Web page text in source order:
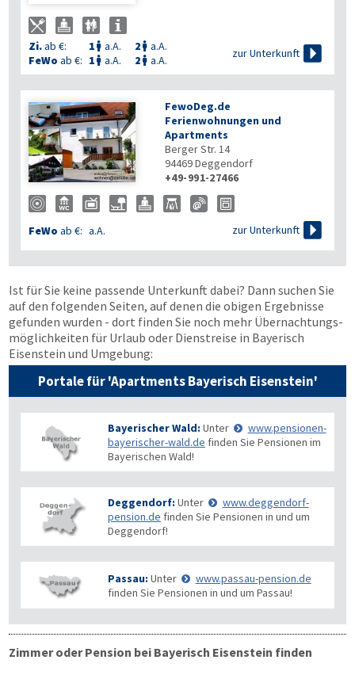
Zi.ab €: 1  a.A. 2  a.A.
FeWo ab €: 1  a.A. 2  a.A.
zur Unterkunft 
FewoDeg.de
Ferienwohnungen und
Apartments
Berger Str. 14
94469Deggendorf
+49-991-27466
FeWo ab €: a.A. zur Unterkunft 
Ist für Sie keine passende Unterkunft dabei? Dann suchen Sie
auf den folgenden Seiten, auf denen die obigen Ergebnisse
gefunden wurden - dort finden Sie noch mehr Übernachtungs­
möglichkeiten für Urlaub oder Dienstreise in Bayerisch
Eisenstein und Umgebung:
Portale für 'Apartments Bayerisch Eisenstein'
Bayerischer Wald: Unter
www.pensionen-
bayerischer-wald.de finden Sie Pensionen im
Bayerischen Wald!
Deggendorf: Unter
www.deggendorf-
pension.de finden Sie Pensionen in und um
Deggendorf!
Passau: Unter
www.passau-pension.de
finden Sie Pensionen in und um Passau!
Zimmer oder Pension bei Bayerisch Eisenstein finden